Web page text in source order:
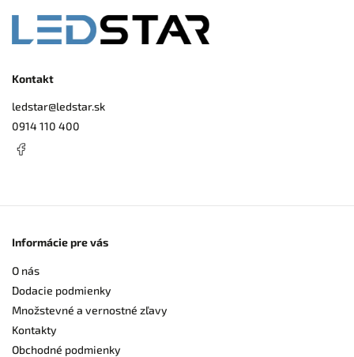
Kontakt
ledstar@ledstar.sk
0914 110 400
Informácie pre vás
O nás
Dodacie podmienky
Množstevné a vernostné zľavy
Kontakty
Obchodné podmienky